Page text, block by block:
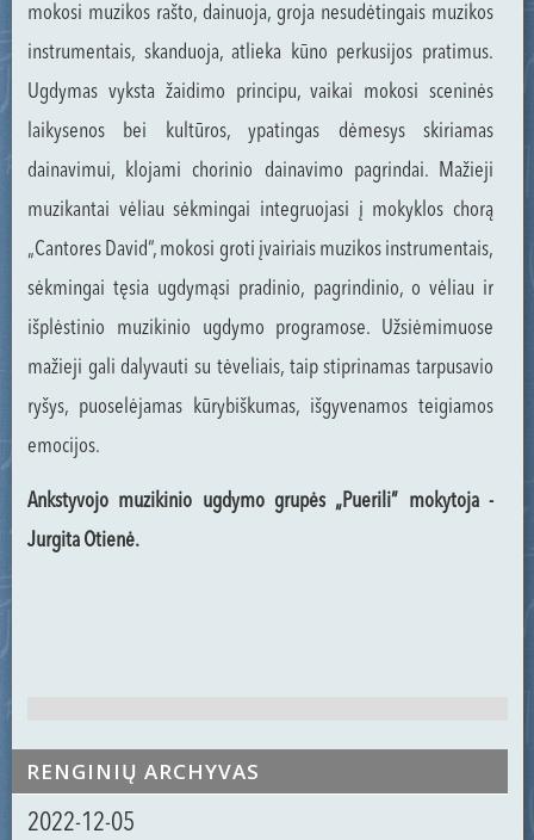
mokosi muzikos rašto, dainuoja, groja nesudėtingais muzikos
instrumentais, skanduoja, atlieka kūno perkusijos pratimus.
Ugdymas vyksta žaidimo principu, vaikai mokosi sceninės
laikysenos bei kultūros, ypatingas dėmesys skiriamas
dainavimui, klojami chorinio dainavimo pagrindai. Mažieji
muzikantai vėliau sėkmingai integruojasi į mokyklos chorą
„Cantores David“, mokosi groti įvairiais muzikos instrumentais,
sėkmingai tęsia ugdymąsi pradinio, pagrindinio, o vėliau ir
išplėstinio muzikinio ugdymo programose. Užsiėmimuose
mažieji gali dalyvauti su tėveliais, taip stiprinamas tarpusavio
ryšys, puoselėjamas kūrybiškumas, išgyvenamos teigiamos
emocijos.
Ankstyvojo muzikinio ugdymo grupės „Puerili” mokytoja -
Jurgita Otienė.
RENGINIŲ ARCHYVAS
2022-12-05